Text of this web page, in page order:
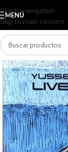
Skip to navigation
Skip to main content
MENÚ